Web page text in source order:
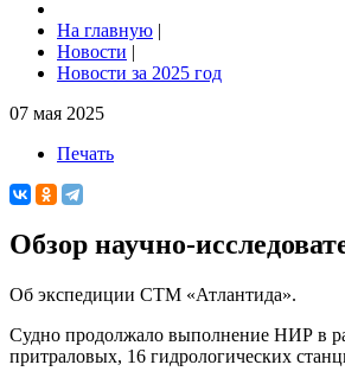
На главную |
Новости |
Новости за 2025 год
07 мая 2025
Печать
Обзор научно-
Об экспедиции СТМ «Атлантида».
Судно продолжало выполнение НИР в
притраловых, 16 гидрологических